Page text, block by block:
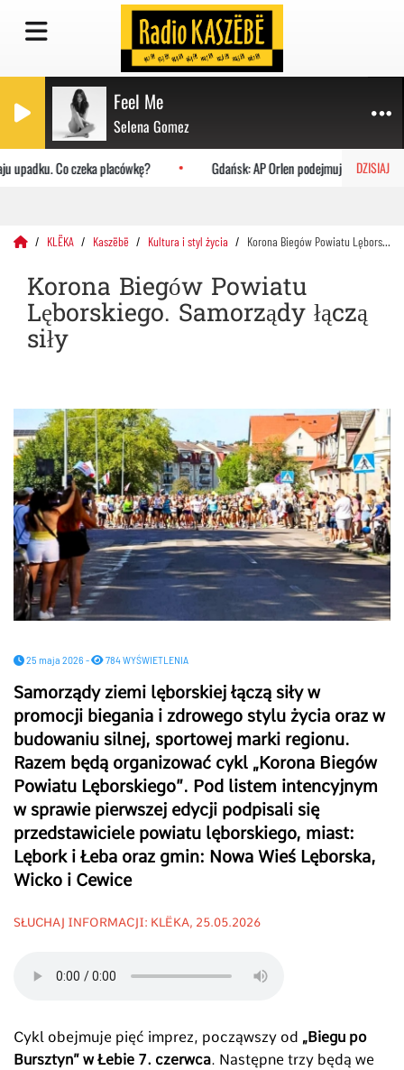
Feel Me
Selena Gomez
DZISIAJ
Co czeka placówkę? Gdańsk: AP Orlen podejmuje
KLËKA Kaszëbë Kultura i styl życia Korona Biegów Powiatu Lęborskiego. Samorządy łączą siły
Korona Biegów Powiatu
Lęborskiego. Samorządy łączą
siły
25 maja 2026 - 784 WYŚWIETLENIA
Samorządy ziemi lęborskiej łączą siły w
promocji biegania i zdrowego stylu życia oraz w
budowaniu silnej, sportowej marki regionu.
Razem będą organizować cykl „Korona Biegów
Powiatu Lęborskiego”. Pod listem intencyjnym
w sprawie pierwszej edycji podpisali się
przedstawiciele powiatu lęborskiego, miast:
Lębork i Łeba oraz gmin: Nowa Wieś Lęborska,
Wicko i Cewice
SŁUCHAJ INFORMACJI: KLËKA, 25.05.2026
Cykl obejmuje pięć imprez, począwszy od „Biegu po
Bursztyn” w Łebie 7. czerwca. Następne trzy będą we